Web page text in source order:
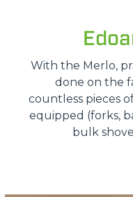
With the Merlo,
done on the
countless pieces
equipped (forks,
bulk